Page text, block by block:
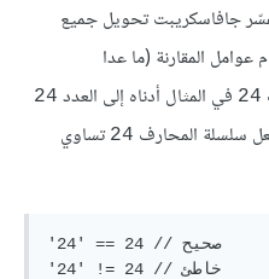
جافاسكريبت تحويل جميع
عوامل المقارنة (ما عدا
24 في المثال أدناه إلى العدد 24
سلسلة المحارف 24 تساوي
'24' == 24 // صحيح